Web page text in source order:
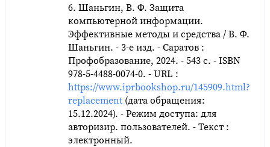
6. Шаньгин, В. Ф. Защита
компьютерной информации.
Эффективные методы и средства / В. Ф.
Шаньгин. - 3-е изд. - Саратов :
Профобразование, 2024. - 543 c. - ISBN
978-5-4488-0074-0. - URL :
https://www.iprbookshop.ru/145909.html?
replacement (дата обращения:
15.12.2024). - Режим доступа: для
авторизир. пользователей. - Текст :
электронный.